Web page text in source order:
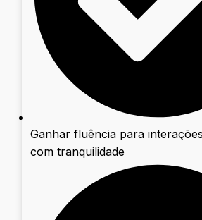
Ganhar fluência para
com tranquilidade